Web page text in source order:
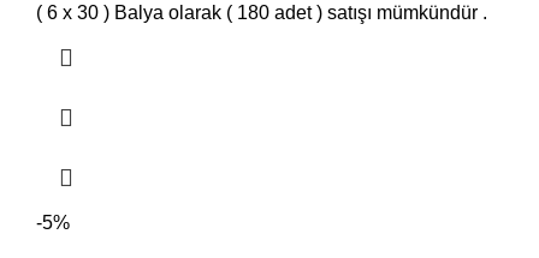
( 6 x 30 ) Balya olarak ( 180 adet ) satışı mümkündür .
-5%